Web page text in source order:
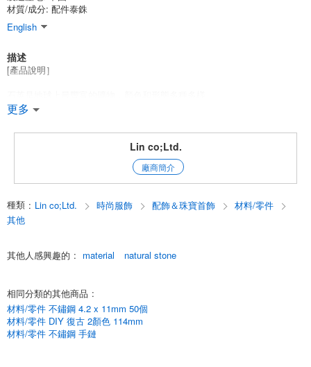
材質/成分: 配件泰銖
English
描述
[產品說明］
紫水晶、黃水晶、玫瑰石英、檸檬石英、石英
數量：一系列（約 40 釐米（約 +/- 1 釐米）
*天然石為天然材料。
（自然現象造成的裂紋和內含物現象造成的裂紋和內含物）。
*請事先瞭解。
English
更多
Lin co;Ltd.
廠商簡介
種類 : Lin co;Ltd. 時尚服飾 配飾＆珠寶首飾
材料/零件
其他
其他人感興趣的 : material natural stone
相同分類的其他商品 :
材料/零件 不鏽鋼 4.2 x 11mm 50個
材料/零件 DIY 復古 2顏色 114mm
材料/零件 不鏽鋼 手鏈